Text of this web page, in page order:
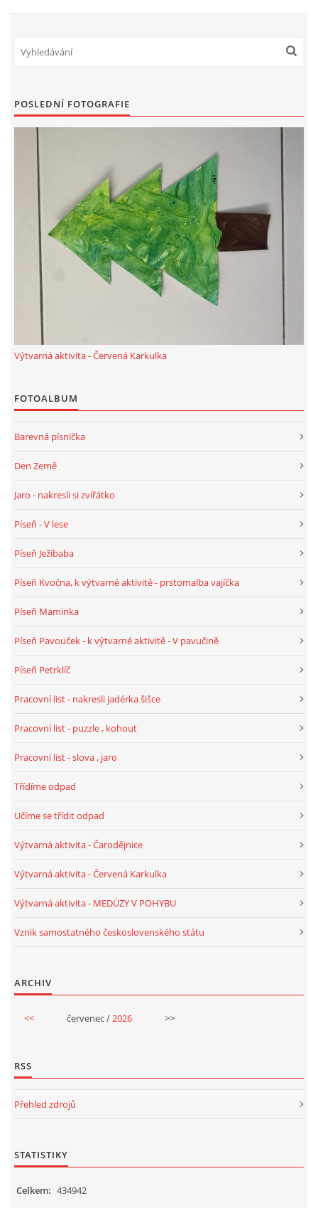
BÁSNĚ K TÉMATU PODZIM
POHYBOVÉ AKTIVITY NA TÉMA PODZIM
BÁSNĚ K TÉMATU ZIMA
POHYBOVÉ AKTIVITY NA TÉMA ZIMA
VZDĚLÁVACÍ PLÁN OD ZÁŘÍ DO ČERVNA
TÝDENNÍ PLÁNY
SMYSLOVÁ AKTIVITA
MONTESSORI AKTIVITA
JÓGOVÉ CVIČENÍ, TYPY, RADY, RECENZE
KALENDÁŘ PRO DĚTI
SVATÝ VÁCLAV
HALLOWEEN
SVATÝ MARTIN
SVATÁ BARBORA 4.12.
MASOPUST
POSLEDNÍ FOTOGRAFIE
Výtvarná aktivita - Červená Karkulka
FOTOALBUM
Barevná písnička
Den Země
Jaro - nakresli si zvířátko
Píseň - V lese
Píseň Ježibaba
Píseň Kvočna, k výtvarné aktivitě - prstomalba vajíčka
Píseň Maminka
Píseň Pavouček - k výtvarné aktivitě - V pavučině
Píseň Petrklíč
Pracovní list - nakresli jadérka šišce
Pracovní list - puzzle , kohout
Pracovní list - slova , jaro
Třídíme odpad
Učíme se třídit odpad
Výtvarná aktivita - Čarodějnice
Výtvarná aktivita - Červená Karkulka
Výtvarná aktivita - MEDÚZY V POHYBU
Vznik samostatného československého státu
ARCHIV
<< červenec /2026 >>
RSS
Přehled zdrojů
STATISTIKY
Celkem: 434942